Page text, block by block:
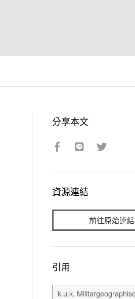
分享本文
資源連結
前往原始連結
引用